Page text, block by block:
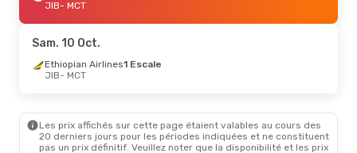
JIB- MCT
Sam. 10 Oct.
Ethiopian Airlines1 Escale
JIB- MCT
Les prix affichés sur cette page étaient valables au cours des
20 derniers jours pour les périodes indiquées et ne constituent
pas un prix définitif. Veuillez noter que la disponibilité et les prix